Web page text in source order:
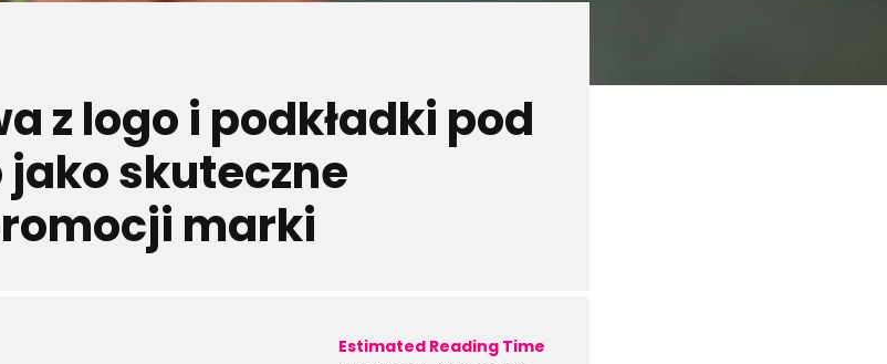
z logo i podkładki pod
jako skuteczne
marki
Estimated Reading Time